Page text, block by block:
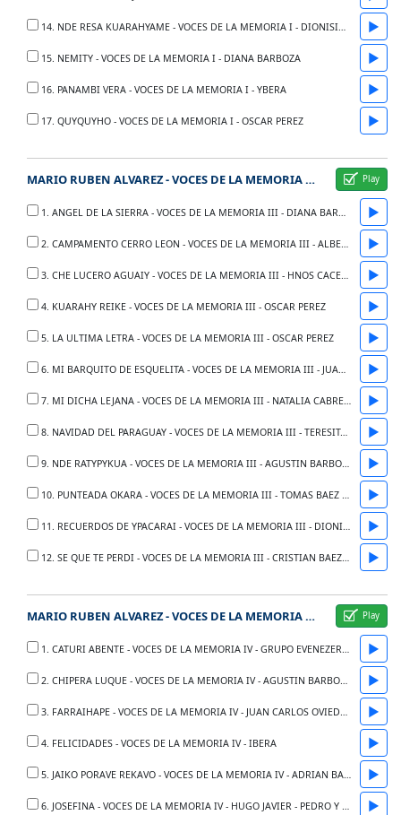
14. NDE RESA KUARAHYAME - VOCES DE LA MEMORIA I - DIONISIO VILLAMAYOR Y TRIO LIBRA ▶
15. NEMITY - VOCES DE LA MEMORIA I - DIANA BARBOZA ▶
16. PANAMBI VERA - VOCES DE LA MEMORIA I - YBERA ▶
17. QUYQUYHO - VOCES DE LA MEMORIA I - OSCAR PEREZ ▶
MARIO RUBEN ALVAREZ - VOCES DE LA MEMORIA III
1. ANGEL DE LA SIERRA - VOCES DE LA MEMORIA III - DIANA BARBOZA ▶
2. CAMPAMENTO CERRO LEON - VOCES DE LA MEMORIA III - ALBERTO DE LUQUE ▶
3. CHE LUCERO AGUAIY - VOCES DE LA MEMORIA III - HNOS CACERES ▶
4. KUARAHY REIKE - VOCES DE LA MEMORIA III - OSCAR PEREZ ▶
5. LA ULTIMA LETRA - VOCES DE LA MEMORIA III - OSCAR PEREZ ▶
6. MI BARQUITO DE ESQUELITA - VOCES DE LA MEMORIA III - JUAN CARLOS OVIEDO Y LOS HNOS ACUNA ▶
7. MI DICHA LEJANA - VOCES DE LA MEMORIA III - NATALIA CABRERA ▶
8. NAVIDAD DEL PARAGUAY - VOCES DE LA MEMORIA III - TERESITA ANZOATEGUI ▶
9. NDE RATYPYKUA - VOCES DE LA MEMORIA III - AGUSTIN BARBOZA ▶
10. PUNTEADA OKARA - VOCES DE LA MEMORIA III - TOMAS BAEZ SERVIAN ▶
11. RECUERDOS DE YPACARAI - VOCES DE LA MEMORIA III - DIONISIO VILLAMAYOR Y TRIO LIBRA ▶
12. SE QUE TE PERDI - VOCES DE LA MEMORIA III - CRISTIAN BAEZ Y LAS MUJERES QUE CANTAN LA GUARANIA ▶
MARIO RUBEN ALVAREZ - VOCES DE LA MEMORIA IV
1. CATURI ABENTE - VOCES DE LA MEMORIA IV - GRUPO EVENEZER DE CAACUPE ▶
2. CHIPERA LUQUE - VOCES DE LA MEMORIA IV - AGUSTIN BARBOZA E YBERA ▶
3. FARRAIHAPE - VOCES DE LA MEMORIA IV - JUAN CARLOS OVIEDO Y LOS HNOS ACUNA ▶
4. FELICIDADES - VOCES DE LA MEMORIA IV - IBERA ▶
5. JAIKO PORAVE REKAVO - VOCES DE LA MEMORIA IV - ADRIAN BARRETO ▶
6. JOSEFINA - VOCES DE LA MEMORIA IV - HUGO JAVIER - PEDRO Y FABIAN ▶